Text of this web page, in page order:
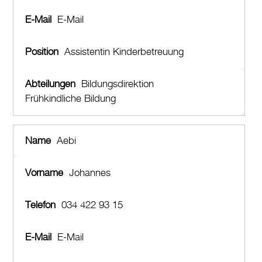
Login E-Mail
Assistentin Kinderbetreuung
Bildungsdirektion
Frühkindliche Bildung
Aebi
Johannes
034 422 93 15
E-Mail